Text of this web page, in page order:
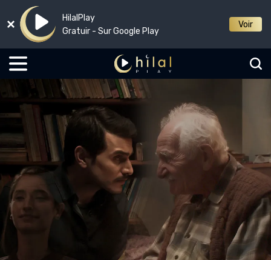
HilalPlay
Gratuir - Sur Google Play
Voir